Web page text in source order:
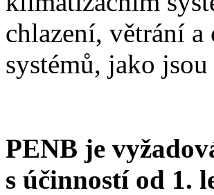
chlazení, větrání
systémů, jako
PENB je
s účinností od 1.